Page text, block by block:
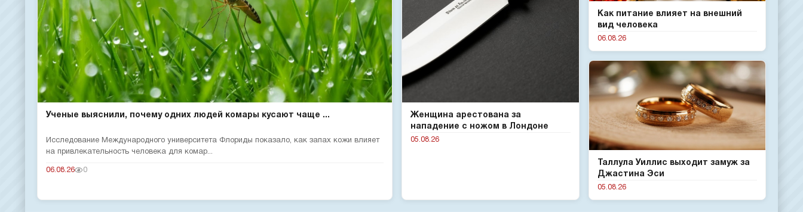
Ученые выяснили, почему одних людей комары кусают чаще ...
Исследование Международного университета Флориды показало, как запах кожи влияет
на привлекательность человека для комар...
06.08.26 0
Как питание влияет на внешний
вид человека
06.08.26
Женщина арестована за
нападение с ножом в Лондоне
05.08.26
Таллула Уиллис выходит замуж за
Джастина Эси
05.08.26